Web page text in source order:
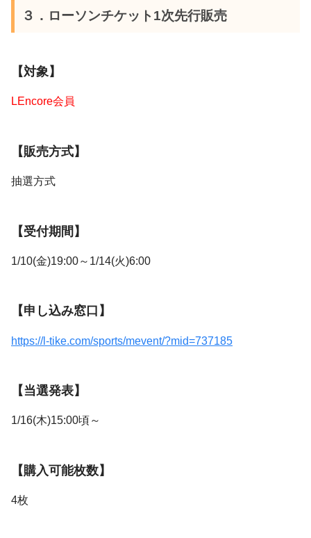
３．ローソンチケット1次先行販売
【対象】
LEncore会員
【販売方式】
抽選方式
【受付期間】
1/10(金)19:00～1/14(火)6:00
【申し込み窓口】
https://l-tike.com/sports/mevent/?mid=737185
【当選発表】
1/16(木)15:00頃～
【購入可能枚数】
4枚